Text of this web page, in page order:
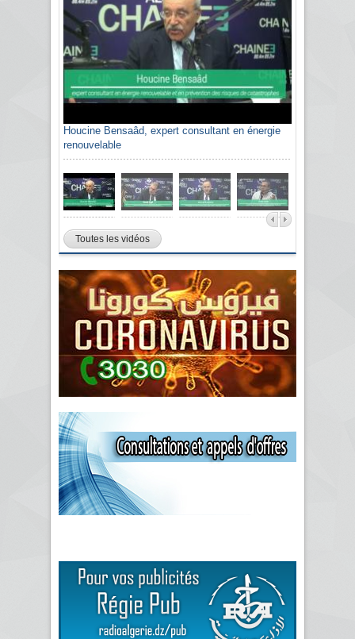
Houcine Bensaâd, expert consultant en énergie
renouvelable
Sami Agli, président de la Confédération
algérienne du patronat citoyen CAPC
Toutes les vidéos